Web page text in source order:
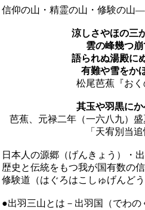
信仰の山・精霊の山・修験の山
涼しさやほの三
雲の峰幾つ
語られぬ湯殿に
有難や雪をか
松尾芭蕉『おく
其玉や羽黒にか
芭蕉、元禄二年（一六八九）
「天宥別当追
日本人の源郷（げんきょう）・
歴史と伝統をもつ我が国有数の
修験道（はぐろはこしゅげんどう
●出羽三山とは－出羽国（でわ